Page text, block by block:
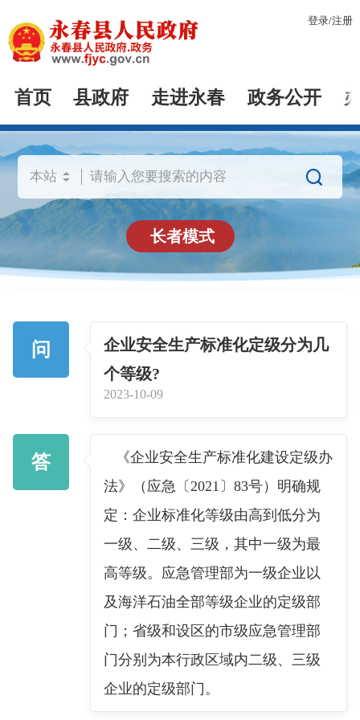
登录/注册
首页 县政府 走进永春 政务公开

长者模式
问
企业安全生产标准化定级分为几
个等级?
2023-10-09
答
《企业安全生产标准化建设定级办
法》（应急〔2021〕83号）明确规
定：企业标准化等级由高到低分为
一级、二级、三级，其中一级为最
高等级。应急管理部为一级企业以
及海洋石油全部等级企业的定级部
门；省级和设区的市级应急管理部
门分别为本行政区域内二级、三级
企业的定级部门。